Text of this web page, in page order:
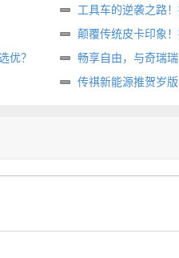
强大脑 一半百万超跑”
工具车的逆袭之路
颠覆传统皮卡印象
优？
畅享自由，与奇瑞
传祺新能源推贺岁